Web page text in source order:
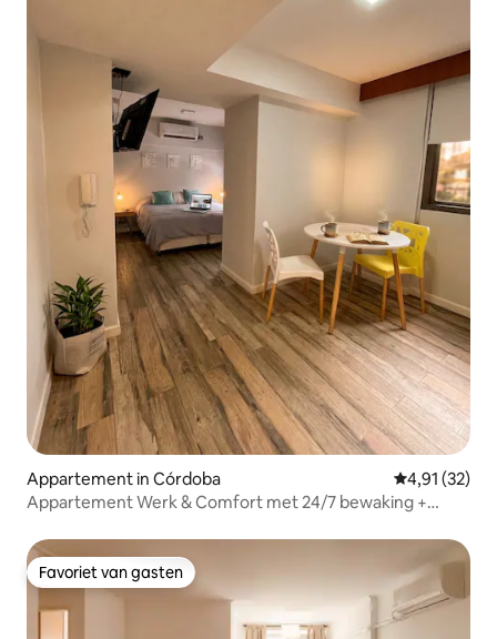
Appartement in Córdoba Gemiddelde
4,91 (32)
Appartement Werk & Comfort met 24/7 bewaking +
Favoriet van gasten
Favoriet van gasten